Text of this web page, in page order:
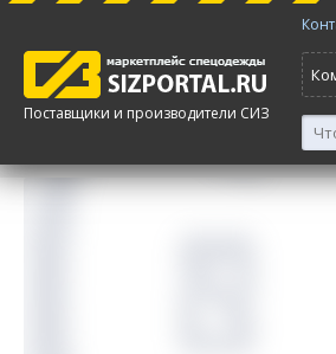
Поставщики и производители СИЗ